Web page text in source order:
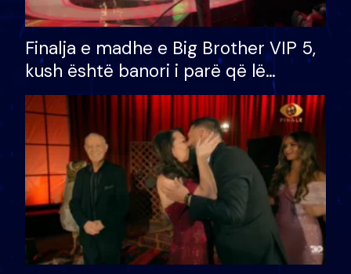
Finalja e madhe e Big Brother VIP 5,
kush është banori i parë që lë
shtëpinë dhe humb mundësinë për
të fituar çmimin e madh